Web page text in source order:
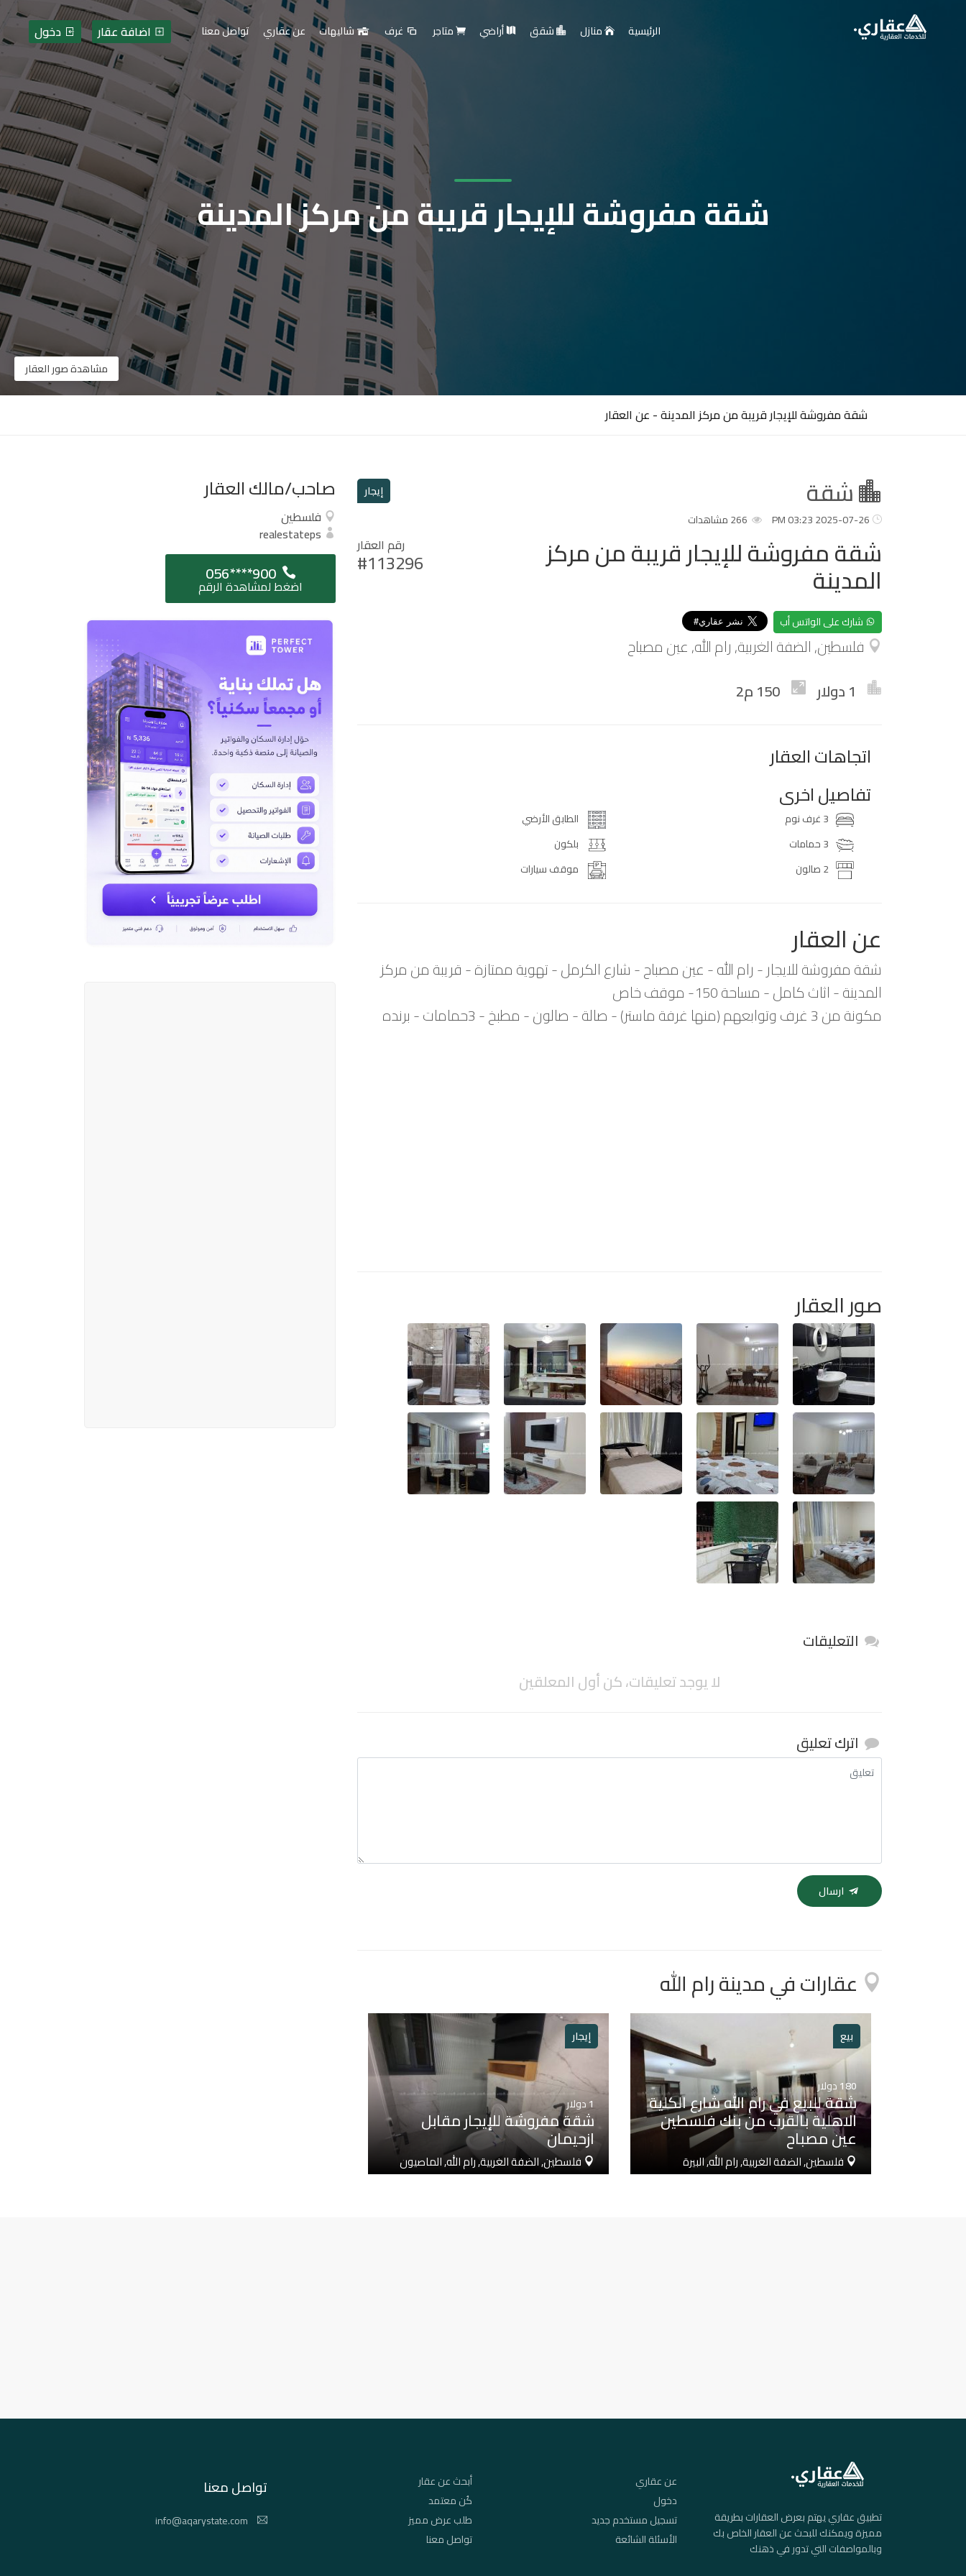
شقة مفروشة للإيجار قريبة من مركز المدينة
مشاهدة صور العقار
شقة مفروشة للإيجار قريبة من مركز المدينة - عن العقار
شقة
إيجار
شقة مفروشة للإيجار قريبة من مركز
المدينة
رقم العقار
#113296
شارك على الواتس أب
فلسطين, الضفة الغربية, رام الله, عين مصباح
1 دولار
150 م2
اتجاهات العقار
تفاصيل اخرى
3 غرف نوم
3 حمامات
2 صالون
الطابق الأرضي
بلكون
موقف سيارات
عن العقار
شقة مفروشة للايجار - رام الله - عين مصباح - شارع الكرمل - تهوية ممتازة - قريبة من مركز
المدينة - اثاث كامل - مساحة 150- موقف خاص
مكونة من 3 غرف وتوابعهم (منها غرفة ماستر) - صالة - صالون - مطبخ - 3حمامات - برنده
صور العقار
التعليقات
لا يوجد تعليقات، كن أول المعلقين
اترك تعليق
ارسال
عقارات في مدينة رام الله
بيع
180دولار
شقة للبيع في رام الله شارع الكلية
الاهلية بالقرب من بنك فلسطين
عين مصباح
فلسطين, الضفة الغربية, رام الله, البيرة
إيجار
1دولار
شقة مفروشة للإيجار مقابل
ازحيمان
فلسطين, الضفة الغربية, رام الله, الماصيون
صاحب/مالك العقار
فلسطين
realestateps
056****900
اضغط لمشاهدة الرقم
تطبيق عقاري يهتم بعرض العقارات بطريقة
مميزة ويمكنك للبحث عن العقار الخاص بك
وبالمواصفات التي تدور في ذهنك
عن عقاري
دخول
تسجيل مستخدم جديد
الأسئلة الشائعة
أبحث عن عقار
كُن معتمد
طلب عرض مميز
تواصل معنا
تواصل معنا
info@aqarystate.com
دخول اضافة عقار الرئيسية منازل شقق أراضي متاجر غرف شاليهات عن عقاري تواصل معنا